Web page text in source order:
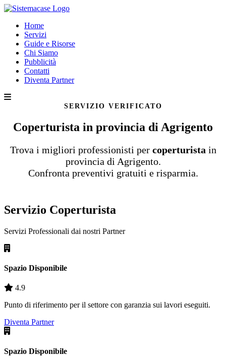
Home
Servizi
Guide e Risorse
Chi Siamo
Pubblicità
Contatti
Diventa Partner
SERVIZIO VERIFICATO
Coperturista in provincia di Agrigento
Trova i migliori professionisti per coperturista in
provincia di Agrigento.
Confronta preventivi gratuiti e risparmia.
Servizio Coperturista
Servizi Professionali dai nostri Partner
Spazio Disponibile
4.9
Punto di riferimento per il settore con garanzia sui lavori eseguiti.
Diventa Partner
Spazio Disponibile